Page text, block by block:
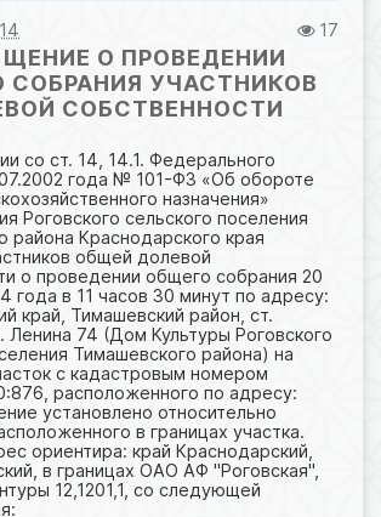
17
О ПРОВЕДЕНИИ
СОБРАНИЯ УЧАСТНИКОВ
СОБСТВЕННОСТИ
со ст. 14, 14.1. Федерального
года № 101-ФЗ «Об обороте
назначения»
Роговского сельского поселения
района Краснодарского края
общей долевой
о проведении общего собрания 20
года в 11 часов 30 минут по адресу:
край, Тимашевский район, ст.
Ленина 74 (Дом Культуры Роговского
Тимашевского района) на
с кадастровым номером
расположенного по адресу:
установлено относительно
в границах участка.
ориентира: край Краснодарский,
в границах ОАО АФ "Роговская",
12,1201,1, со следующей